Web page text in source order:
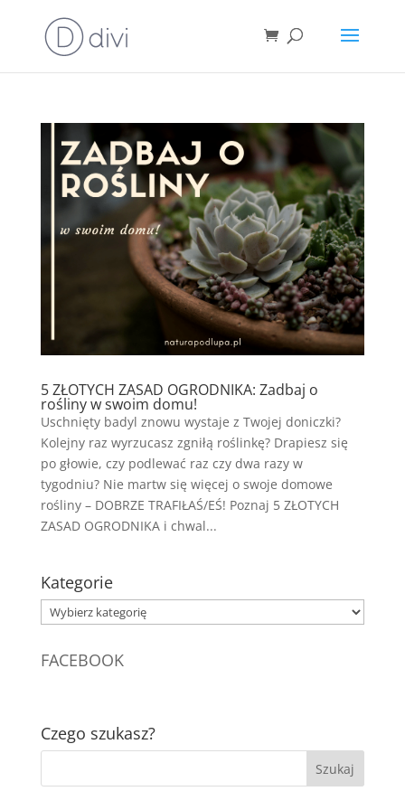
5 ZŁOTYCH ZASAD OGRODNIKA: Zadbaj o
rośliny w swoim domu!
Uschnięty badyl znowu wystaje z Twojej doniczki?
Kolejny raz wyrzucasz zgniłą roślinkę? Drapiesz się
po głowie, czy podlewać raz czy dwa razy w
tygodniu? Nie martw się więcej o swoje domowe
rośliny – DOBRZE TRAFIŁAŚ/EŚ! Poznaj 5 ZŁOTYCH
ZASAD OGRODNIKA i chwal...
Kategorie
Kategorie
FACEBOOK
Czego szukasz?